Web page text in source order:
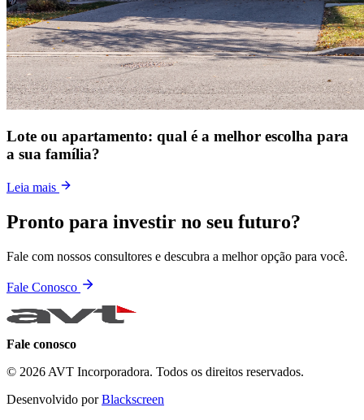
Lote ou apartamento: qual é a melhor escolha para
a sua família?
Leia mais
Pronto para investir no seu futuro?
Fale com nossos consultores e descubra a melhor opção para você.
Fale Conosco
Fale conosco
© 2026 AVT Incorporadora. Todos os direitos reservados.
Desenvolvido porBlackscreen